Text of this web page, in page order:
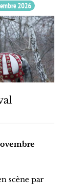
2026
scène par